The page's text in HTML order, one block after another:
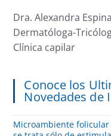
Dra. Alexandra
Dermatóloga-
Clínica capilar
Conoce los
Novedades de
Microambiente